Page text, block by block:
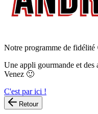
Notre programme de fidélité
Une appli gourmande et des
Venez 🙂
C'est par ici !
Retour